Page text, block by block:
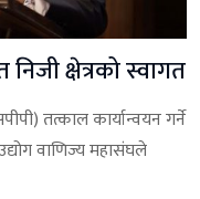
क्षेत्रको स्वागत
तत्काल कार्यान्वयन गर्ने
वाणिज्य महासंघले